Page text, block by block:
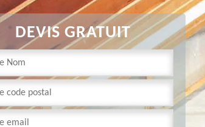
DEVIS GRATUIT